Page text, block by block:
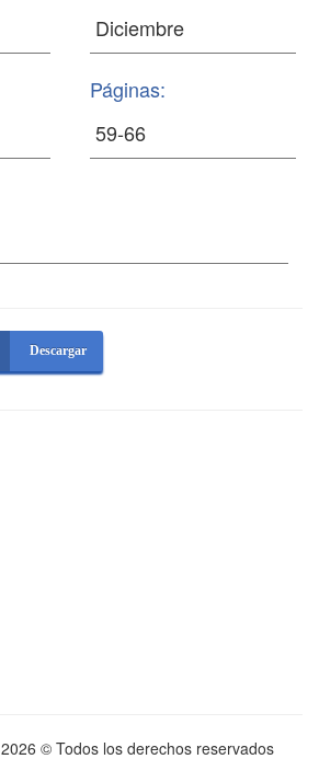
Páginas:
Descargar
2026 © Todos los derechos reservados